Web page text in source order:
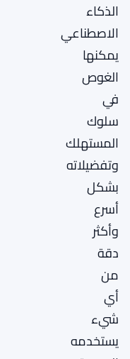
الذكاء
الاصطناعي
يمكنها
الغوص
في
سلوك
المستهلك
وتفضيلاته
بشكل
أسرع
وأكثر
دقة
من
أي
شيء
يستخدمه